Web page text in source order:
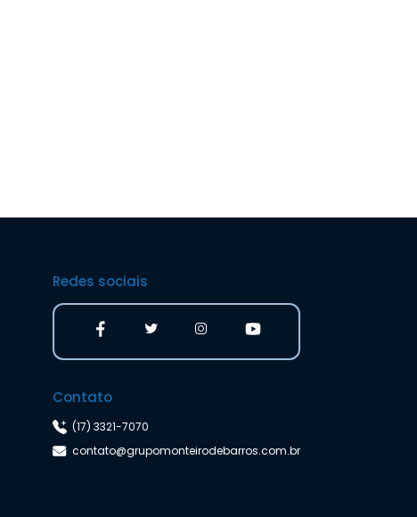
Redes sociais
Contato
(17) 3321-7070
contato@grupomonteirodebarros.com.br